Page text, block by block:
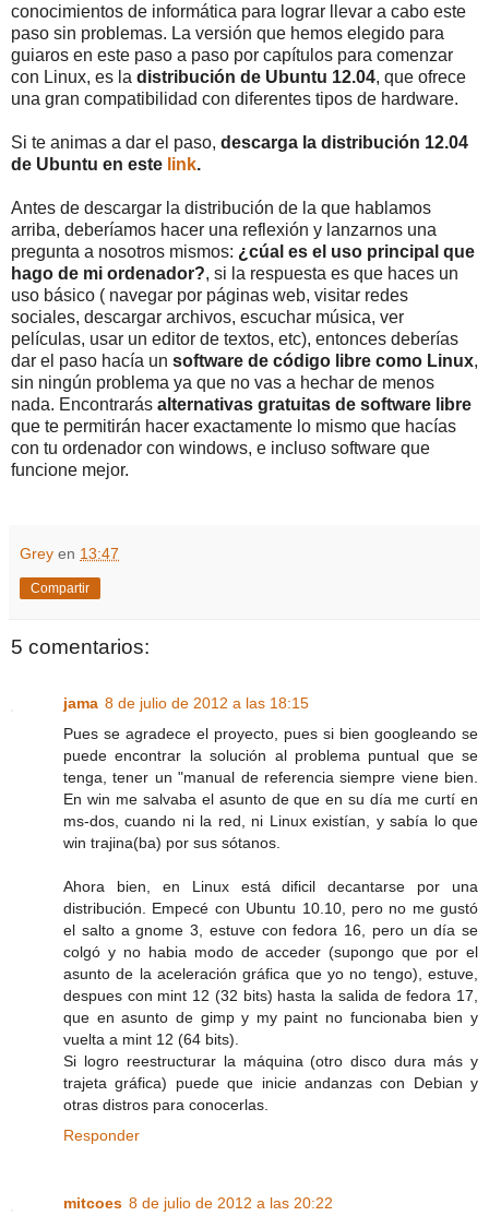
conocimientos de informática para lograr llevar a cabo este
paso sin problemas. La versión que hemos elegido para
guiaros en este paso a paso por capítulos para comenzar
con Linux, es la distribución de Ubuntu 12.04, que ofrece
una gran compatibilidad con diferentes tipos de hardware.
Si te animas a dar el paso, descarga la distribución 12.04
de Ubuntu en este link.
Antes de descargar la distribución de la que hablamos
arriba, deberíamos hacer una reflexión y lanzarnos una
pregunta a nosotros mismos: ¿cúal es el uso principal que
hago de mi ordenador?, si la respuesta es que haces un
uso básico ( navegar por páginas web, visitar redes
sociales, descargar archivos, escuchar música, ver
películas, usar un editor de textos, etc), entonces deberías
dar el paso hacía un software de código libre como Linux,
sin ningún problema ya que no vas a hechar de menos
nada. Encontrarás alternativas gratuitas de software libre
que te permitirán hacer exactamente lo mismo que hacías
con tu ordenador con windows, e incluso software que
funcione mejor.
Grey en 13:47
Compartir
5 comentarios:
jama 8 de julio de 2012 a las 18:15
Pues se agradece el proyecto, pues si bien googleando se
puede encontrar la solución al problema puntual que se
tenga, tener un "manual de referencia siempre viene bien.
En win me salvaba el asunto de que en su día me curtí en
ms-dos, cuando ni la red, ni Linux existían, y sabía lo que
win trajina(ba) por sus sótanos.
Ahora bien, en Linux está dificil decantarse por una
distribución. Empecé con Ubuntu 10.10, pero no me gustó
el salto a gnome 3, estuve con fedora 16, pero un día se
colgó y no habia modo de acceder (supongo que por el
asunto de la aceleración gráfica que yo no tengo), estuve,
despues con mint 12 (32 bits) hasta la salida de fedora 17,
que en asunto de gimp y my paint no funcionaba bien y
vuelta a mint 12 (64 bits).
Si logro reestructurar la máquina (otro disco dura más y
trajeta gráfica) puede que inicie andanzas con Debian y
otras distros para conocerlas.
Responder
mitcoes 8 de julio de 2012 a las 20:22